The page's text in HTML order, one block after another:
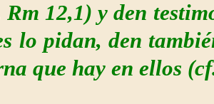
Rm 12,1) y den
lo pidan, den
que hay en ellos